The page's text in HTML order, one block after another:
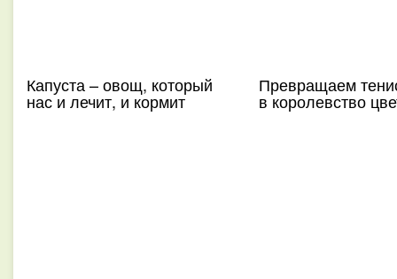
Капуста – овощ, который
нас и лечит, и кормит
Превращаем
в королевство